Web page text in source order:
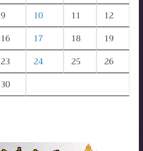
9 10 11
12
16 17 18
19
23 24 25
26
30